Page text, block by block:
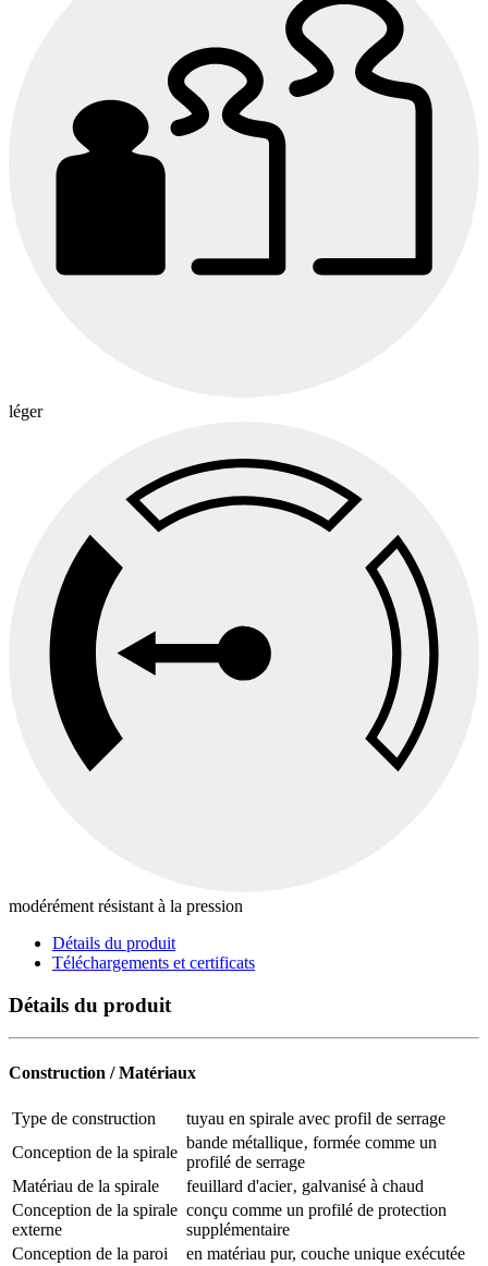
léger
modérément résistant à la pression
Détails du produit
Téléchargements et certificats
Détails du produit
Construction / Matériaux
Type de construction
tuyau en spirale avec profil de serrage
Conception de la spirale
bande métallique‚ formée comme un
profilé de serrage
Matériau de la spirale
feuillard d'acier‚ galvanisé à chaud
Conception de la spirale
externe
conçu comme un profilé de protection
supplémentaire
Conception de la paroi
en matériau pur, couche unique exécutée